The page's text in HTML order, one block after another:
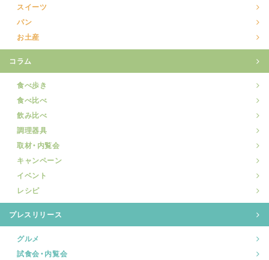
スイーツ
パン
お土産
コラム
食べ歩き
食べ比べ
飲み比べ
調理器具
取材・内覧会
キャンペーン
イベント
レシピ
プレスリリース
グルメ
試食会・内覧会